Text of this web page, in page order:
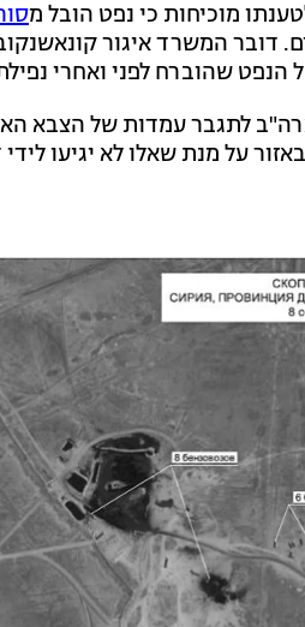
מוכיחות כי נפט הובל מ
דובר המשרד איגור
שהוברח לפני ואחרי
לתגבר עמדות של הצבא
על מנת שאלו לא יגיעו